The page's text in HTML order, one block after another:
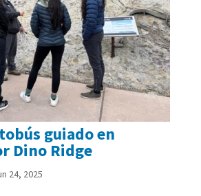
guiado en
Dino Ridge
24, 2025